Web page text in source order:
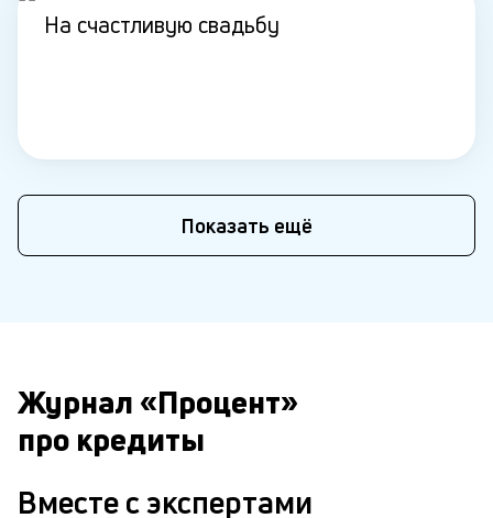
На счастливую свадьбу
Показать ещё
Журнал «Процент»
про кредиты
Вместе с экспертами